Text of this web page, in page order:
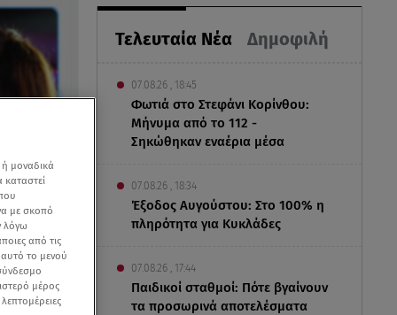
Τελευταία Νέα Δημοφιλή
07.08.26 , 18:45
Φωτιά στο Στεφάνι Κορίνθου:
Μήνυμα από το 112 -
Σηκώθηκαν εναέρια μέσα
07.08.26 , 18:34
Έξοδος Αυγούστου: Στο 100% η
πληρότητα για Κυκλάδες
07.08.26 , 17:44
Παιδικοί σταθμοί: Πότε βγαίνουν
τα προσωρινά αποτελέσματα
μοναδικά
με σκοπό
λόγω
από τις
αυτό το μενού
μέρος